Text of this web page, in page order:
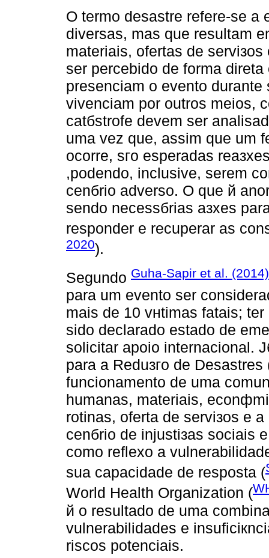
O termo desastre refere-se a
diversas, mas que resultam
materiais, ofertas de
ser percebido de forma
presenciam o evento
vivenciam por outros meios,
catбstrofe devem ser
uma vez que, assim que um
ocorre, sгo esperadas
,podendo, inclusive, serem
cenбrio adverso. O que й
sendo necessбrias aзхes
responder e recuperar as
2020).
Segundo Guha-Sapir et al. (2014)
para um evento ser
mais de 10 vнtimas fatais;
sido declarado estado de
solicitar apoio internacional.
para a Reduзгo de
funcionamento de uma
humanas, materiais,
rotinas, oferta de serviзos e
cenбrio de injustiзas sociais
como reflexo a
sua capacidade de resposta (
World Health Organization (
й o resultado de uma
vulnerabilidades e
riscos potenciais.